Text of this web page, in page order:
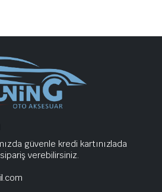
güvenle kredi kartınızlada
verebilirsiniz.